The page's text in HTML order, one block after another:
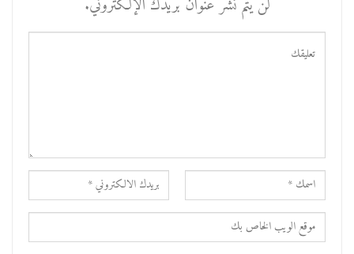
لن يتم نشر عنوان بريدك الإلكتروني.